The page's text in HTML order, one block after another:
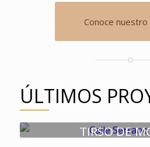
Conoce
ÚLTIMOS
TIRSO DE